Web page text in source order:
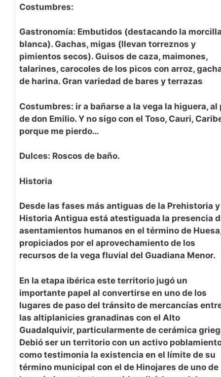
Costumbres:
Gastronomía: Embutidos (destacando la
blanca). Gachas, migas (llevan torreznos y
pimientos secos). Guisos de caza, maimones,
talarines, carocoles de los picos con arroz,
de harina. Gran variedad de bares y terrazas
Costumbres: ir a bañarse a la vega la higuera, al
de don Emilio. Y no sigo con el Toso, Cauri,
porque me pierdo…
Dulces: Roscos de baño.
Historia
Desde las fases más antiguas de la Prehistoria
Historia Antigua está atestiguada la presencia
asentamientos humanos en el término de
propiciados por el aprovechamiento de los
recursos de la vega fluvial del Guadiana Menor.
En la etapa ibérica este territorio jugó un
importante papel al convertirse en uno de los
lugares de paso del tránsito de mercancías
las altiplanicies granadinas con el Alto
Guadalquivir, particularmente de cerámica
Debió ser un territorio con un activo
como testimonia la existencia en el límite de su
término municipal con el de Hinojares de uno de